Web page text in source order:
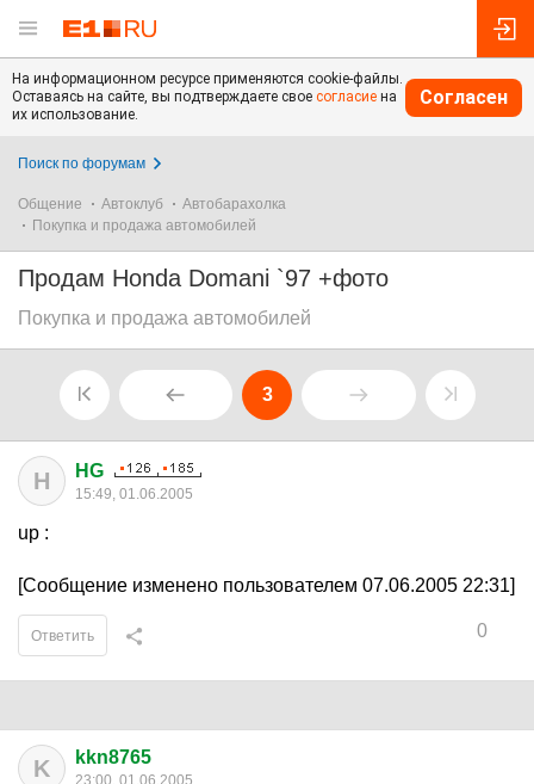
На информационном ресурсе применяются cookie-файлы.
Оставаясь на сайте, вы подтверждаете свое согласие на
их использование.
Согласен
Поиск по форумам
Общение Автоклуб
Автобарахолка
Покупка и продажа автомобилей
Продам Honda Domani `97 +фото
Покупка и продажа автомобилей
3
H HG
15:49, 01.06.2005
up :
[Сообщение изменено пользователем 07.06.2005 22:31]
0
Ответить
K kkn8765
23:00, 01.06.2005